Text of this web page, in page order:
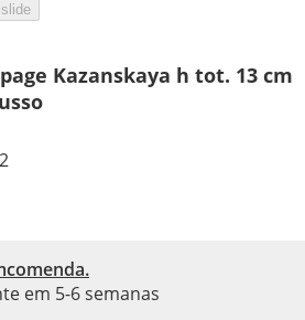
Kazanskaya h tot. 13 cm
em 5-6 semanas